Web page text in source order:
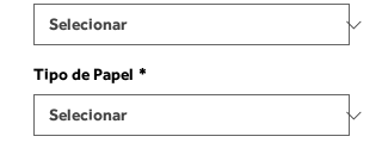
Tipo de Papel *